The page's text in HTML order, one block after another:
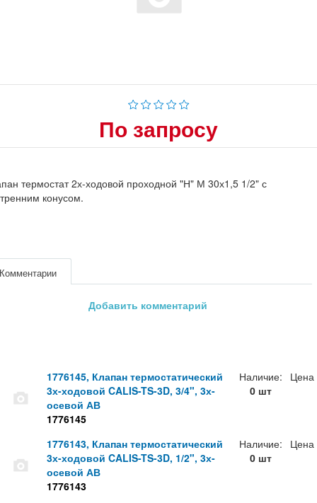
По запросу
термостат 2х-ходовой проходной "Н" М 30х1,5 1/2" с
конусом.
Добавить комментарий
1776145, Клапан термостатический
3х-ходовой CALIS-TS-3D, 3/4", 3х-
осевой АВ
1776145
Наличие:
0 шт
Цена
1776143, Клапан термостатический
3х-ходовой CALIS-TS-3D, 1/2", 3х-
осевой АВ
1776143
Наличие:
0 шт
Цена